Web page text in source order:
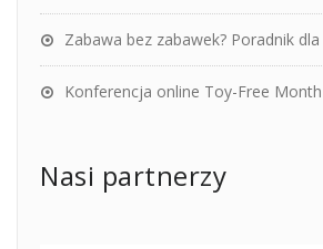
Zabawa bez zabawek? Poradnik
Konferencja online Toy-Free Month
Nasi partnerzy